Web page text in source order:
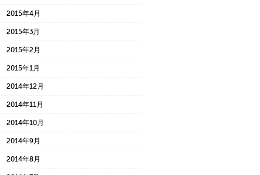
2015年4月
2015年3月
2015年2月
2015年1月
2014年12月
2014年11月
2014年10月
2014年9月
2014年8月